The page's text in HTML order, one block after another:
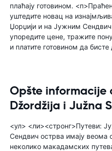
плаћају готовином.
уштедите новац на
Џорџији и на Јужним
упоредите цене, тражите
и платите готовином да
Opšte informacije
Džordžija i Južna
<ул> <ли><стронг>Путеви:
Сендвич острва имају веома
неколико макадамских